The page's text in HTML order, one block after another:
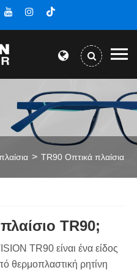
TR90 Οπτικά πλαίσια
TR90;
TR90 είναι ένα είδος
θερμοπλαστική ρητίνη